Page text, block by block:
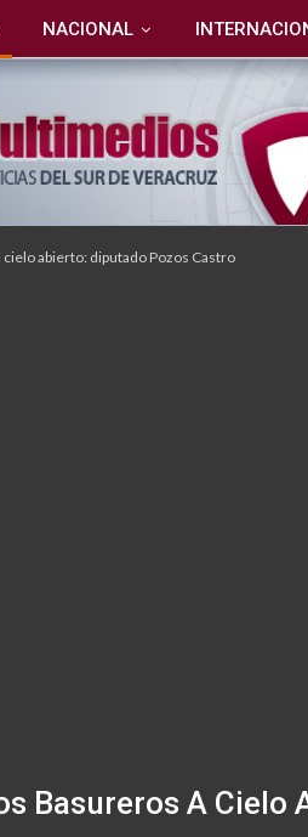
NACIONAL
abierto: diputado Pozos Castro
Basureros A